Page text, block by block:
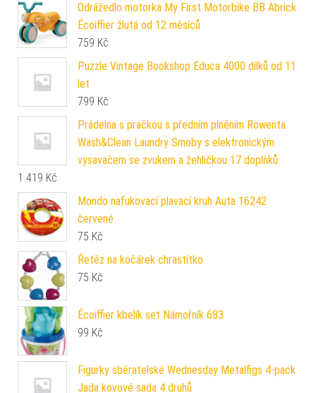
Odrážedlo motorka My First Motorbike BB Abrick
Écoiffier žlutá od 12 měsíců
759 Kč
Puzzle Vintage Bookshop Educa 4000 dílků od 11
let
799 Kč
Prádelna s pračkou s předním plněním Rowenta
Wash&Clean Laundry Smoby s elektronickým
vysavačem se zvukem a žehličkou 17 doplňků
1 419 Kč
Mondo nafukovací plavací kruh Auta 16242
červené
75 Kč
Řetěz na kočárek chrastítko
75 Kč
Écoiffier kbelík set Námořník 683
99 Kč
Figurky sběratelské Wednesday Metalfigs 4-pack
Jada kovové sada 4 druhů